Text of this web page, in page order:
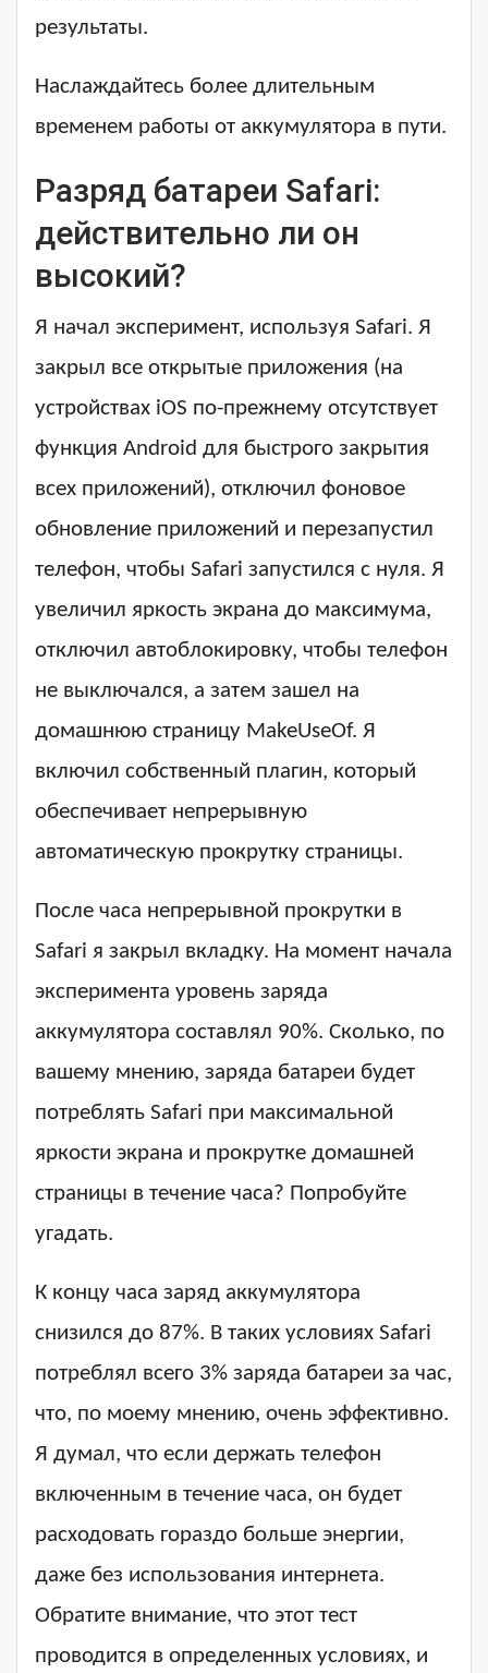
результаты.
Наслаждайтесь более длительным
временем работы от аккумулятора в пути.
Разряд батареи Safari:
действительно ли он
высокий?
Я начал эксперимент, используя Safari. Я
закрыл все открытые приложения (на
устройствах iOS по-прежнему отсутствует
функция Android для быстрого закрытия
всех приложений), отключил фоновое
обновление приложений и перезапустил
телефон, чтобы Safari запустился с нуля. Я
увеличил яркость экрана до максимума,
отключил автоблокировку, чтобы телефон
не выключался, а затем зашел на
домашнюю страницу MakeUseOf. Я
включил собственный плагин, который
обеспечивает непрерывную
автоматическую прокрутку страницы.
После часа непрерывной прокрутки в
Safari я закрыл вкладку. На момент начала
эксперимента уровень заряда
аккумулятора составлял 90%. Сколько, по
вашему мнению, заряда батареи будет
потреблять Safari при максимальной
яркости экрана и прокрутке домашней
страницы в течение часа? Попробуйте
угадать.
К концу часа заряд аккумулятора
снизился до 87%. В таких условиях Safari
потреблял всего 3% заряда батареи за час,
что, по моему мнению, очень эффективно.
Я думал, что если держать телефон
включенным в течение часа, он будет
расходовать гораздо больше энергии,
даже без использования интернета.
Обратите внимание, что этот тест
проводится в определенных условиях, и